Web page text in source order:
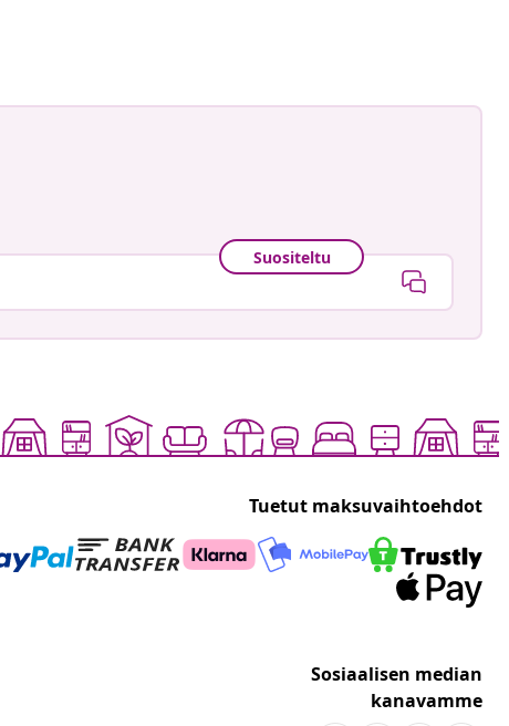
Suositeltu
Tuetut maksuvaihtoehdot
Sosiaalisen median
kanavamme